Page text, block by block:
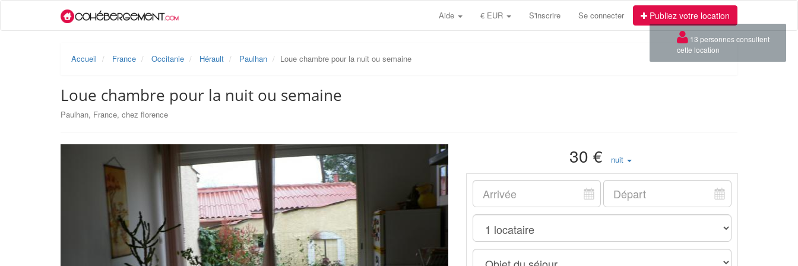
Aide € EUR S'inscrire Se connecter Publiez votre location
Accueil France Occitanie Hérault Paulhan Loue chambre pour la nuit ou semaine
Loue chambre pour la nuit ou semaine
Paulhan, France, chez florence
30 € nuit